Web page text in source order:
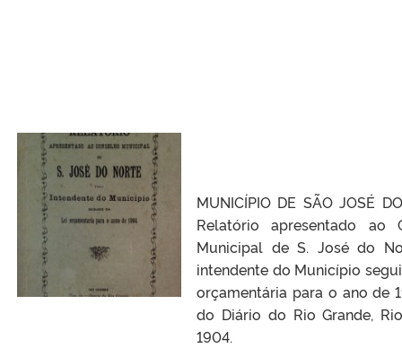
MUNICÍPIO DE SÃO JOSÉ
Relatório apresentado ao
Municipal de S. José do
intendente do Município
orçamentária para o ano de
do Diário do Rio Grande,
1904.